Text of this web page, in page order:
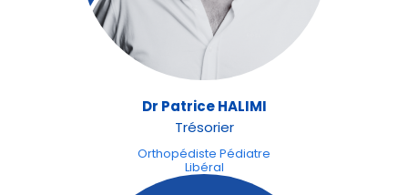
Dr Patrice HALIMI
Trésorier
Orthopédiste Pédiatre
Libéral